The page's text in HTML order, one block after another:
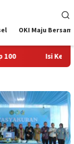
OKI Maju
Lapas Sekayu